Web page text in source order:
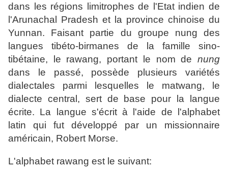
dans les régions limitrophes de l'Etat indien de
l'Arunachal Pradesh et la province chinoise du
Yunnan. Faisant partie du groupe nung des
langues tibéto-birmanes de la famille sino-
tibétaine, le rawang, portant le nom de nung
dans le passé, possède plusieurs variétés
dialectales parmi lesquelles le matwang, le
dialecte central, sert de base pour la langue
écrite. La langue s'écrit à l'aide de l'alphabet
latin qui fut développé par un missionnaire
américain, Robert Morse.
L'alphabet rawang est le suivant: